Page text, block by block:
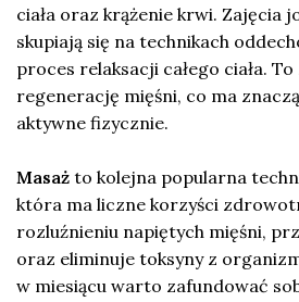
ciała oraz krążenie krwi. Zajęcia
skupiają się na technikach
proces relaksacji całego ciała.
regenerację mięśni, co ma
aktywne fizycznie.
Masaż to kolejna popularna
która ma liczne korzyści
rozluźnieniu napiętych mięśni,
oraz eliminuje toksyny z
w miesiącu warto zafundować